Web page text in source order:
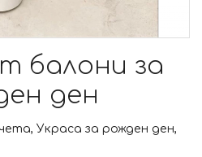
балони за
ден
Украса за рожден ден,